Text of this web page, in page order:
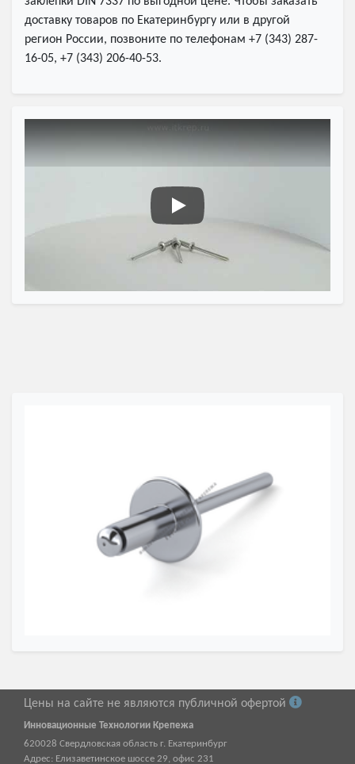
доставку товаров по Екатеринбургу или в другой
регион России, позвоните по телефонам +7 (343) 287-
16-05, +7 (343) 206-40-53.
Заклёпка вытяжная из
Цены на сайте не являются публичной офертой
Инновационные Технологии Крепежа
620028 Свердловская область г. Екатеринбург
Адрес: Елизаветинское шоссе 29, офис 231